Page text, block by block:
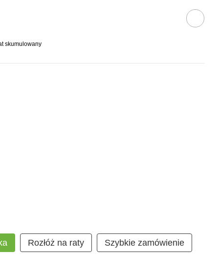
skumulowany
Rozłóż na raty Szybkie zamówienie